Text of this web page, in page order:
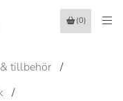
(0)
tillbehör /
/